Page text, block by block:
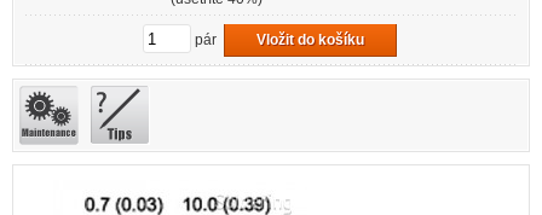
pár Vložit do košíku